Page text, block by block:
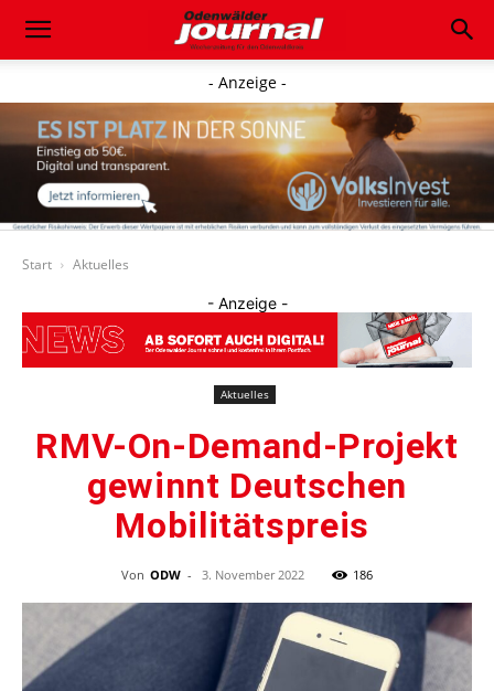
- Anzeige -
Start Aktuelles
- Anzeige -
Aktuelles
RMV-On-Demand-Projekt
gewinnt Deutschen
Mobilitätspreis
Von ODW - 3. November 2022 186